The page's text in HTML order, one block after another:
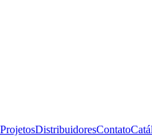
ProjetosDistribuidoresContato